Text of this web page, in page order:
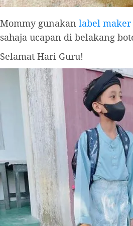
Mommy gunakan label maker
sahaja ucapan di belakang
Selamat Hari Guru!